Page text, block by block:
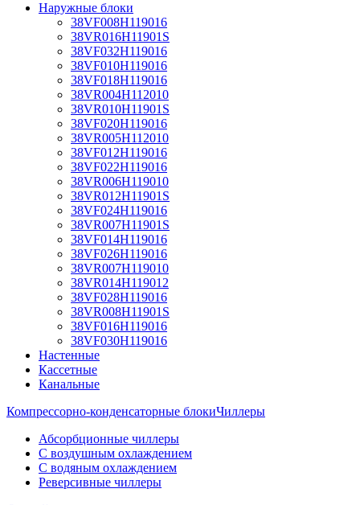
Наружные блоки
38VF008H119016
38VR016H11901S
38VF032H119016
38VF010H119016
38VF018H119016
38VR004H112010
38VR010H11901S
38VF020H119016
38VR005H112010
38VF012H119016
38VF022H119016
38VR006H119010
38VR012H11901S
38VF024H119016
38VR007H11901S
38VF014H119016
38VF026H119016
38VR007H119010
38VR014H119012
38VF028H119016
38VR008H11901S
38VF016H119016
38VF030H119016
Настенные
Кассетные
Канальные
Компрессорно-конденсаторные блокиЧиллеры
Абсорбционные чиллеры
С воздушным охлаждением
С водяным охлаждением
Реверсивные чиллеры